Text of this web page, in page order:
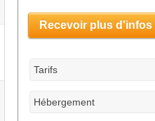
Recevoir plus d'infos
Tarifs
Hébergement